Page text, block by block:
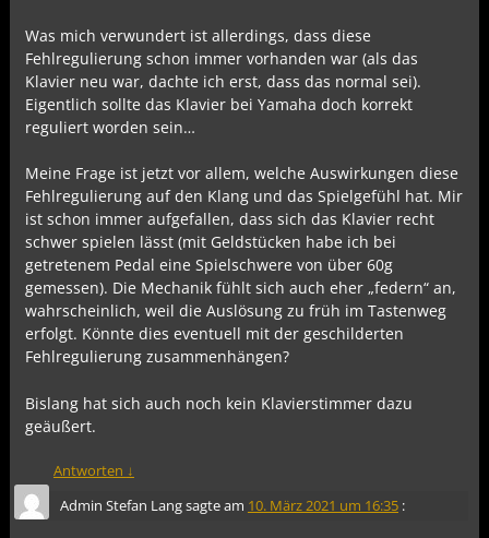
Was mich verwundert ist allerdings, dass diese
Fehlregulierung schon immer vorhanden war (als das
Klavier neu war, dachte ich erst, dass das normal sei).
Eigentlich sollte das Klavier bei Yamaha doch korrekt
reguliert worden sein…
Meine Frage ist jetzt vor allem, welche Auswirkungen diese
Fehlregulierung auf den Klang und das Spielgefühl hat. Mir
ist schon immer aufgefallen, dass sich das Klavier recht
schwer spielen lässt (mit Geldstücken habe ich bei
getretenem Pedal eine Spielschwere von über 60g
gemessen). Die Mechanik fühlt sich auch eher „federn“ an,
wahrscheinlich, weil die Auslösung zu früh im Tastenweg
erfolgt. Könnte dies eventuell mit der geschilderten
Fehlregulierung zusammenhängen?
Bislang hat sich auch noch kein Klavierstimmer dazu
geäußert.
Antworten ↓
Admin Stefan Langsagte am 10. März 2021 um 16:35 :